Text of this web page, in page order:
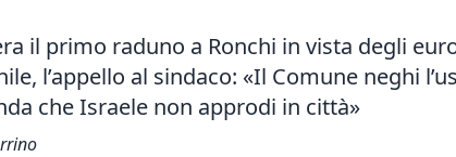
il primo raduno a Ronchi in vista degli
l’appello al sindaco: «Il Comune neghi
che Israele non approdi in città»